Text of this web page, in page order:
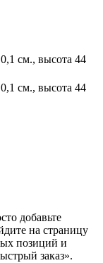
см., высота 44
см., высота 44
добавьте
на страницу
позиций и
заказ».